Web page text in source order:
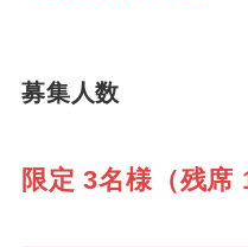
募集人数
限定 3名様（残席